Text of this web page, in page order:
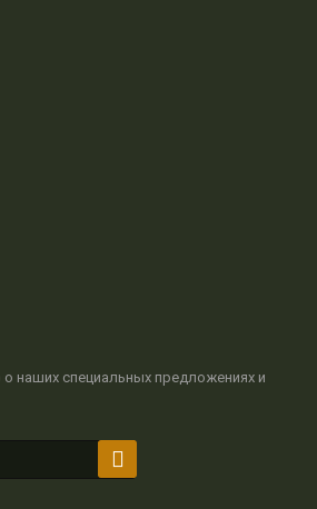
наших специальных предложениях и